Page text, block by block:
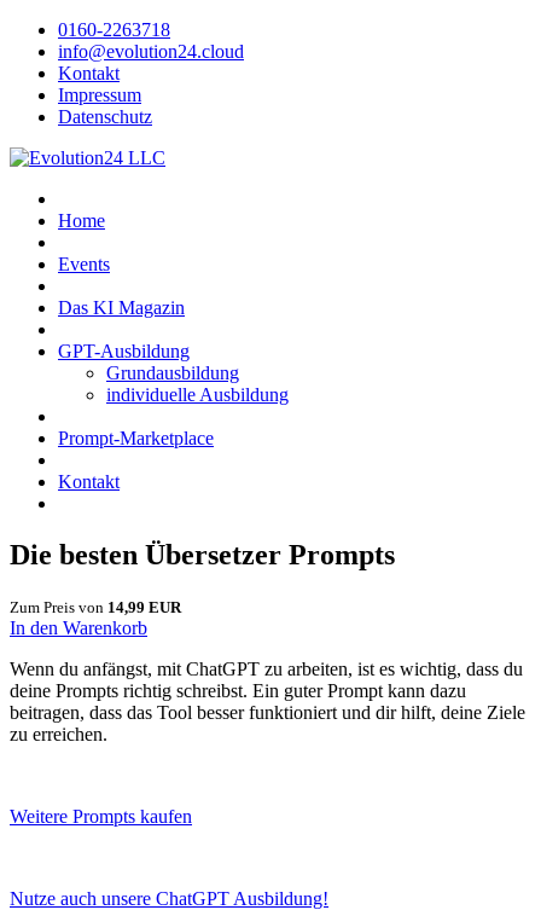
0160-2263718
info@evolution24.cloud
Kontakt
Impressum
Datenschutz
Home
Events
Das KI Magazin
GPT-Ausbildung
Grundausbildung
individuelle Ausbildung
Prompt-Marketplace
Kontakt
Die besten Übersetzer Prompts
Zum Preis von 14,99 EUR
In den Warenkorb
Wenn du anfängst, mit ChatGPT zu arbeiten, ist es wichtig, dass du
deine Prompts richtig schreibst. Ein guter Prompt kann dazu
beitragen, dass das Tool besser funktioniert und dir hilft, deine Ziele
zu erreichen.
Weitere Prompts kaufen
Nutze auch unsere ChatGPT Ausbildung!